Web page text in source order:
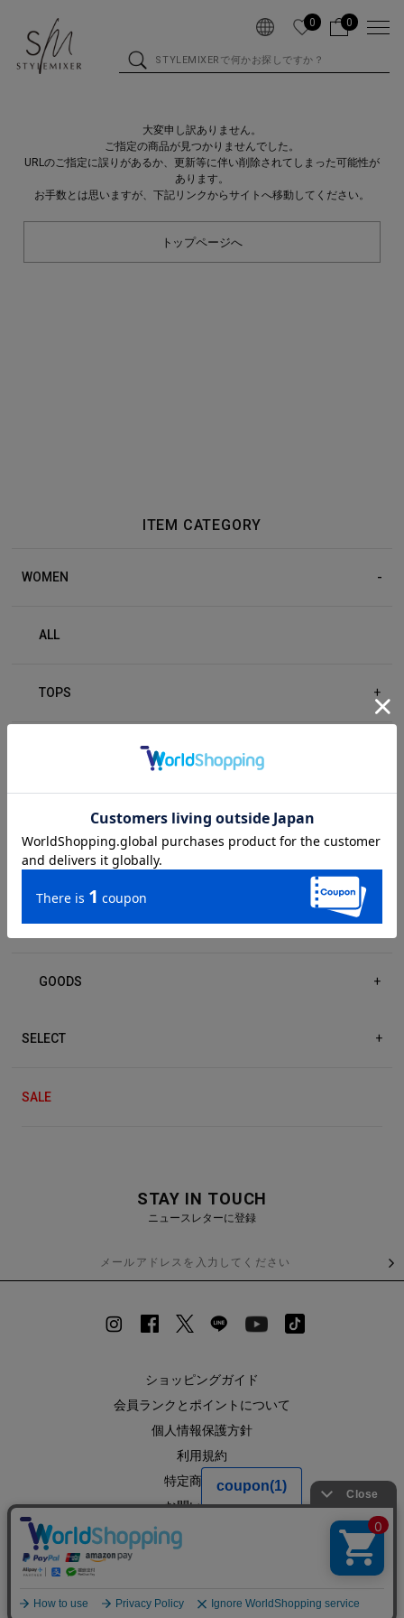
0 0
大変申し訳ありません。
ご指定の商品が見つかりませんでした。
URLのご指定に誤りがあるか、更新等に伴い削除されてしまった可能性が
あります。
お手数とは思いますが、下記リンクからサイトへ移動してください。
トップページへ
ITEM CATEGORY
WOMEN
ALL
TOPS +
DRESS/ONE-PIECE
ACCESSORIES +
GOODS +
SELECT +
SALE
STAY IN TOUCH
ニュースレターに登録
ショッピングガイド
会員ランクとポイントについて
個人情報保護方針
利用規約
特定商取引法
お問い合わせ
企業情報